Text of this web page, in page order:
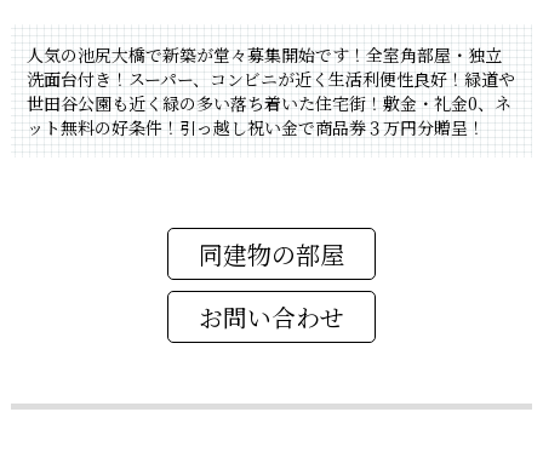
人気の池尻大橋で新築が堂々募集開始です！全室角部屋・独立
洗面台付き！スーパー、コンビニが近く生活利便性良好！緑道や
世田谷公園も近く緑の多い落ち着いた住宅街！敷金・礼金0、ネ
ット無料の好条件！引っ越し祝い金で商品券３万円分贈呈！
同建物の部屋